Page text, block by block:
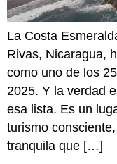
La Costa
Rivas, Nicaragua,
como uno de los
2025. Y la verdad
esa lista. Es un
turismo
tranquila que […]